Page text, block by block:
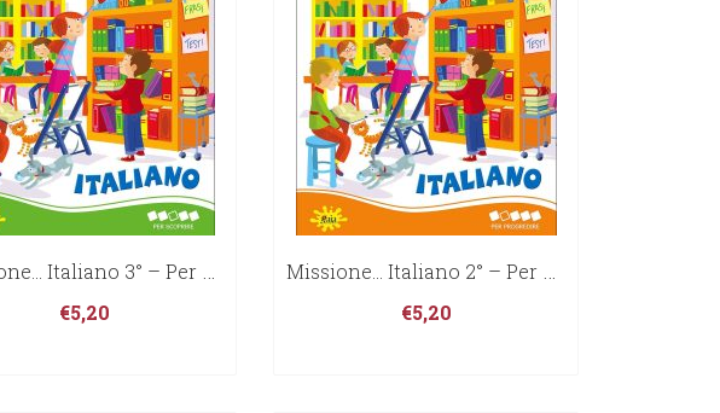
Missione… Italiano 3° – Per Scoprire
€5,20
Missione… Italiano 2° – Per Progredire
€5,20